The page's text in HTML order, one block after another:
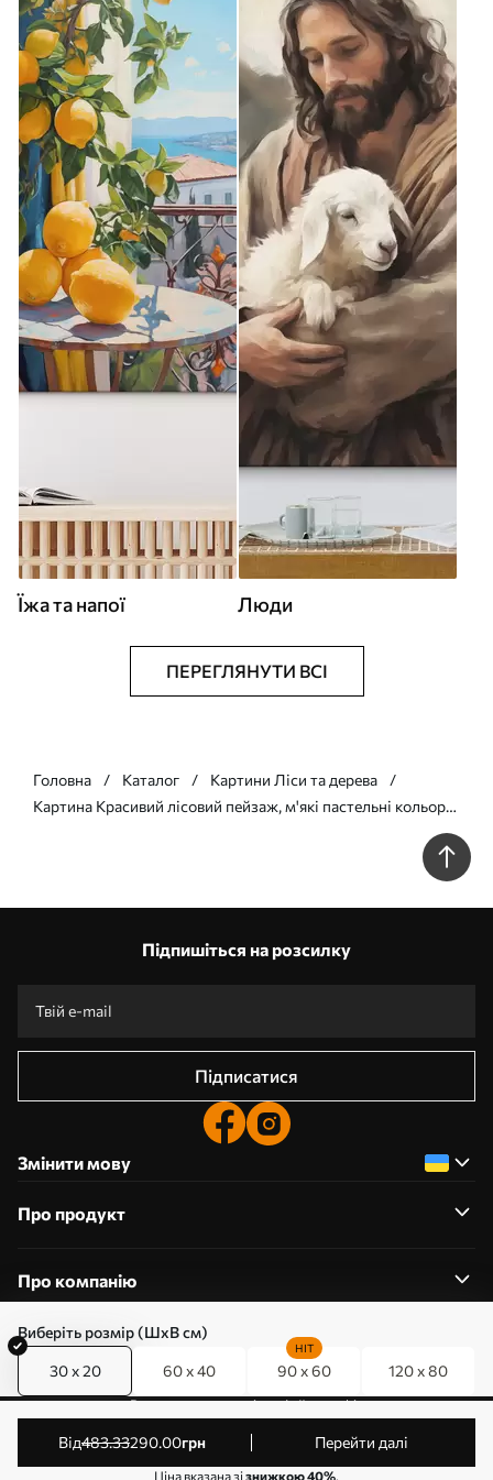
Виберіть розмір (ШхВ см)
30 x 20 60 x 40 90 x 60
HIT
120 x 80
від483.33290.00грн Перейти далі
Ціна вказана зізнижкою 40%.
Їжа та напої Люди
ПЕРЕГЛЯНУТИ ВСІ
Головна Каталог
Картини Ліси та дерева
Картина Красивий лісовий пейзаж, м'які пастельні кольори,
Підпишіться на розсилку
Підписатися
Змінити мову
Про продукт
Про компанію
0800357223
Редагування дозволів на файли cookie
© 2011-2026 Art-holst. Усі права захищені. Власник:
ТОВ “КЛЄВЄР”. Код ЄДРПОУ: 31780602.